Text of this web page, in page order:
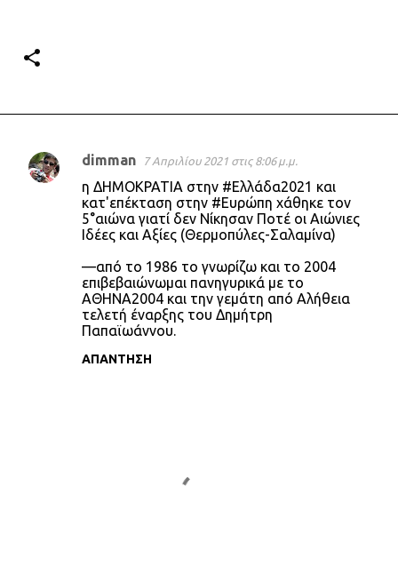
Σ
dimman 7 Απριλίου 2021 στις 8:06 μ.μ.
η ΔΗΜΟΚΡΑΤΙΑ στην #Ελλάδα2021 και
κατ'επέκταση στην #Ευρώπη χάθηκε τον
5°αιώνα γιατί δεν Νίκησαν Ποτέ οι Αιώνιες
Ιδέες και Αξίες (Θερμοπύλες-Σαλαμίνα)
—από το 1986 το γνωρίζω και το 2004
επιβεβαιώνωμαι πανηγυρικά με το
ΑΘΗΝΑ2004 και την γεμάτη από Αλήθεια
τελετή έναρξης του Δημήτρη
Παπαϊωάννου.
ΑΠΆΝΤΗΣΗ